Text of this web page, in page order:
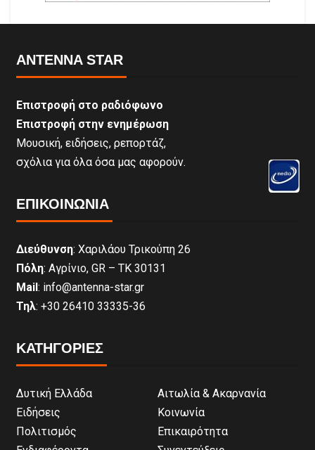
ANTENNA STAR
Επιστροφή στο ραδιόφωνο
Επιστροφή στην ενημέρωση
Μουσική, ειδήσεις, ρεπορτάζ,
σχόλια για όλα όσα μας αφορούν.
ΕΠΙΚΟΙΝΩΝΊΑ
Διεύθυνση: Χαριλάου Τρικούπη 26
Πόλη: Αγρίνιο, GR – ΤΚ 30131
Mail: info@antenna-star.gr
Τηλ: +30 26410 33335-36
ΚΑΤΗΓΟΡΙΕΣ
Δυτική Ελλάδα
Αιτωλία & Ακαρνανία
Ειδήσεις
Κοινωνία
Πολιτισμός
Επικαιρότητα